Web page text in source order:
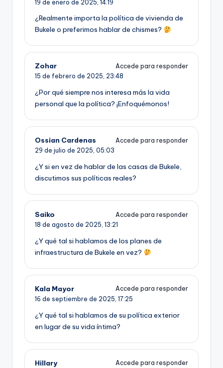
19 de enero de 2025, 14:19
¿Realmente importa la política de vivienda de
Bukele o preferimos hablar de chismes?
Zohar
Accede para responder
15 de febrero de 2025, 23:48
¿Por qué siempre nos interesa más la vida
personal que la política? ¡Enfoquémonos!
Ossian Cardenas
Accede para responder
29 de julio de 2025, 05:03
¿Y si en vez de hablar de las casas de Bukele,
discutimos sus políticas reales?
Saiko
Accede para responder
18 de agosto de 2025, 13:21
¿Y qué tal si hablamos de los planes de
infraestructura de Bukele en vez?
Kala Mayor
Accede para responder
16 de septiembre de 2025, 17:25
¿Y qué tal si hablamos de su política exterior
en lugar de su vida íntima?
Hillary
Accede para responder